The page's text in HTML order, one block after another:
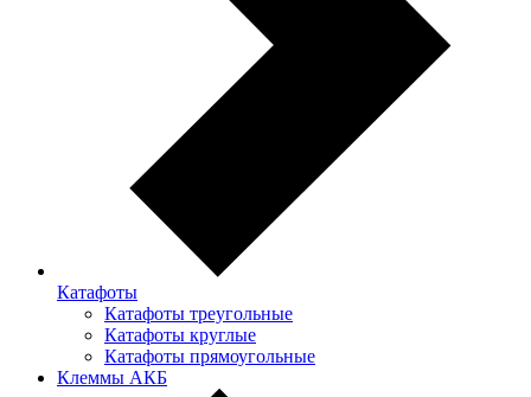
Катафоты
Катафоты треугольные
Катафоты круглые
Катафоты прямоугольные
Клеммы АКБ